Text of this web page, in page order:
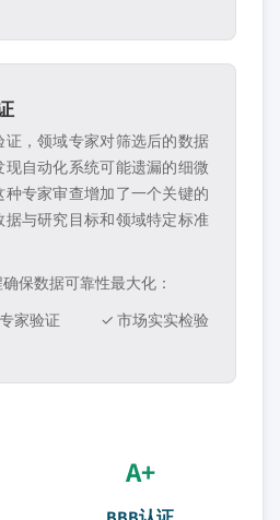
，领域专家对筛选后的数据
自动化系统可能遗漏的细微
专家审查增加了一个关键的
据与研究目标和领域特定标准
保数据可靠性最大化：
家验证 ✓ 市场实实检验
A+